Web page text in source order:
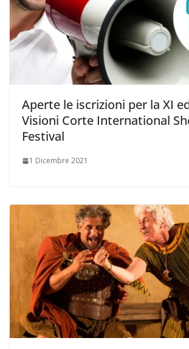
Aperte le iscrizioni per la XI
Visioni Corte International
Festival
1 Dicembre 2021